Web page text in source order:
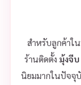
สำหรับลูกค้าใ
ร้านติดตั้ง มุ้งจี
นิยมมากในปัจจุ